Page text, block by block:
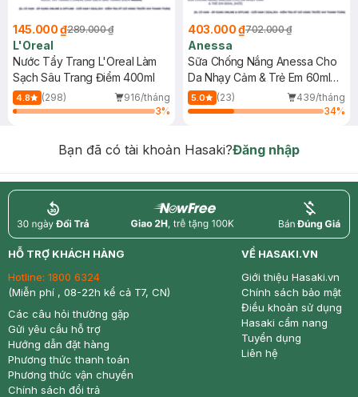
145.000 ₫289.000 ₫
L'Oreal
Nước Tẩy Trang L'Oreal Làm
Sạch Sâu Trang Điểm 400ml
4.8 (298)
916/tháng
3%
403.000 ₫702.000 ₫
Anessa
Sữa Chống Nắng Anessa Cho
Da Nhạy Cảm & Trẻ Em 60ml
(Mới)
5.0 (23)
439/tháng
34%
Bạn đã có tài khoản Hasaki?Đăng nhập
return nowfree price
HỖ TRỢ KHÁCH HÀNG
Hotline: 1800 6324
(Miễn phí , 08-22h kể cả T7, CN)
Các câu hỏi thường gặp
Gửi yêu cầu hỗ trợ
Hướng dẫn đặt hàng
Phương thức thanh toán
Phương thức vận chuyển
Chính sách đổi trả
VỀ HASAKI.VN
Giới thiệu Hasaki.vn
Chính sách bảo mật
Điều khoản sử dụng
Hasaki cẩm nang
Tuyển dụng
Liên hệ